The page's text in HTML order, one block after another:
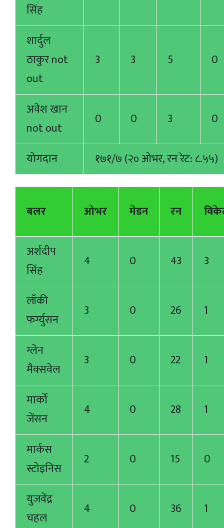
सिंह
शार्दुल
ठाकुर not
out
3 3 5 0
अवेश खान
not out
0 0 3 0
योगदान १७१/७ (२० ओभर, रन रेट: ८.५५)
बलर ओभर मेडन रन
अर्शदीप
सिंह
4 0 43 3
लॉकी
फर्ग्युसन
3 0 26 1
ग्लेन
मैक्सवेल
3 0 22 1
मार्को
जेंसन
4 0 28 1
मार्कस
स्टोइनिस
2 0 15 0
युजवेंद्र
चहल
4 0 36 1